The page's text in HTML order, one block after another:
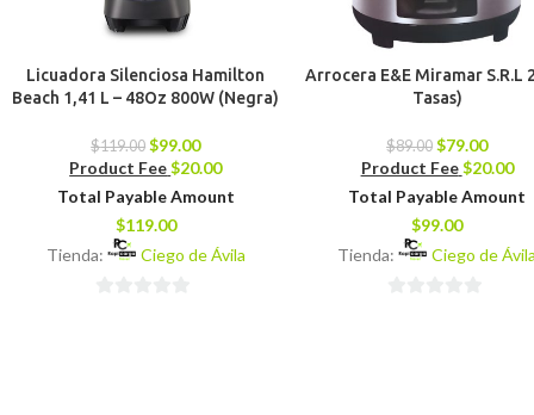
Licuadora Silenciosa Hamilton
Beach 1,41 L – 48Oz 800W (Negra)
$119.00 $99.00
Product Fee$20.00
Total Payable Amount
$119.00
Tienda:
Ciego de Ávila
Arrocera E&E Miramar S.R.L
Tasas)
$89.00 $79.00
Product Fee $20.00
Total Payable Amount
$99.00
Tienda:
Ciego de